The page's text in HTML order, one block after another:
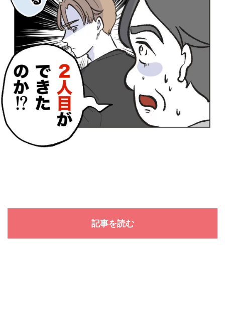
記事を読む